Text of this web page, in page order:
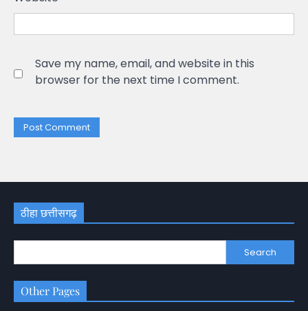
Save my name, email, and website in this
browser for the next time I comment.
ठीहा छत्तीसगढ़
Search
Other Pages